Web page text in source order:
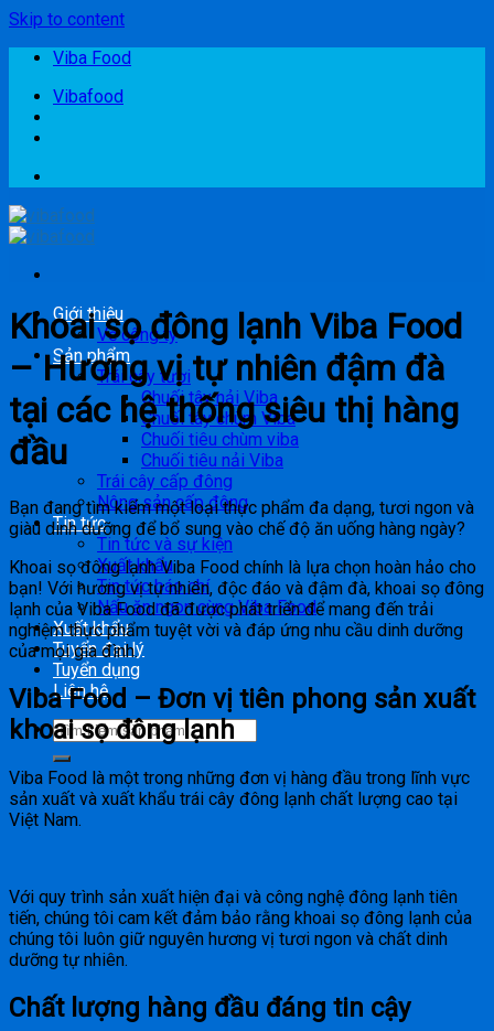
Skip to content
Viba Food
Vibafood
Giới thiệu
Về công ty
Sản phẩm
Trái cây tươi
Chuối tây nải Viba
Chuối tây chùm Viba
Chuối tiêu chùm viba
Chuối tiêu nải Viba
Trái cây cấp đông
Nông sản cấp đông
Tin tức
Tin tức và sự kiện
Xuất khẩu
Tin tức báo chí
Nấu ăn ngon cùng Viba Food
Xuất khẩu
Tuyển đại lý
Tuyển dụng
Liên hệ
Khoai sọ đông lạnh Viba Food
– Hương vị tự nhiên đậm đà
tại các hệ thống siêu thị hàng
đầu
Bạn đang tìm kiếm một loại thực phẩm đa dạng, tươi ngon và
giàu dinh dưỡng để bổ sung vào chế độ ăn uống hàng ngày?
Khoai sọ đông lạnh Viba Food chính là lựa chọn hoàn hảo cho
bạn! Với hương vị tự nhiên, độc đáo và đậm đà, khoai sọ đông
lạnh của Viba Food đã được phát triển để mang đến trải
nghiệm thực phẩm tuyệt vời và đáp ứng nhu cầu dinh dưỡng
của mọi gia đình.
Viba Food – Đơn vị tiên phong sản xuất
khoai sọ đông lạnh
Viba Food là một trong những đơn vị hàng đầu trong lĩnh vực
sản xuất và xuất khẩu trái cây đông lạnh chất lượng cao tại
Việt Nam.
Với quy trình sản xuất hiện đại và công nghệ đông lạnh tiên
tiến, chúng tôi cam kết đảm bảo rằng khoai sọ đông lạnh của
chúng tôi luôn giữ nguyên hương vị tươi ngon và chất dinh
dưỡng tự nhiên.
Chất lượng hàng đầu đáng tin cậy